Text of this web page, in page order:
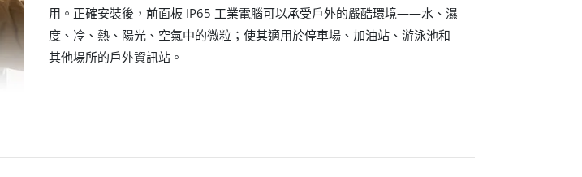
用。正確安裝後，前面板 IP65 工業電腦可以承受戶外的嚴酷環境——水、濕
度、冷、熱、陽光、空氣中的微粒；使其適用於停車場、加油站、游泳池和
其他場所的戶外資訊站。